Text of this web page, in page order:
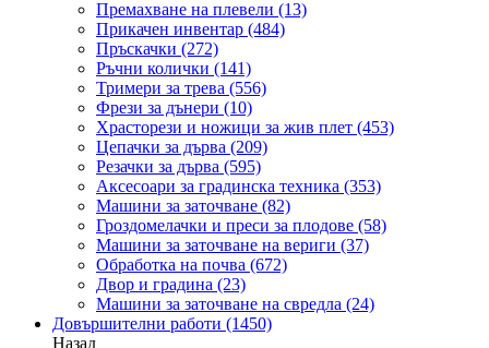
Премахване на плевели (13)
Прикачен инвентар (484)
Пръскачки (272)
Ръчни колички (141)
Тримери за трева (556)
Фрези за дънери (10)
Храсторези и ножици за жив плет (453)
Цепачки за дърва (209)
Резачки за дърва (595)
Аксесоари за градинска техника (353)
Машини за заточване (82)
Гроздомелачки и преси за плодове (58)
Машини за заточване на вериги (37)
Обработка на почва (672)
Двор и градина (23)
Машини за заточване на свредла (24)
Довършителни работи (1450)
Назад